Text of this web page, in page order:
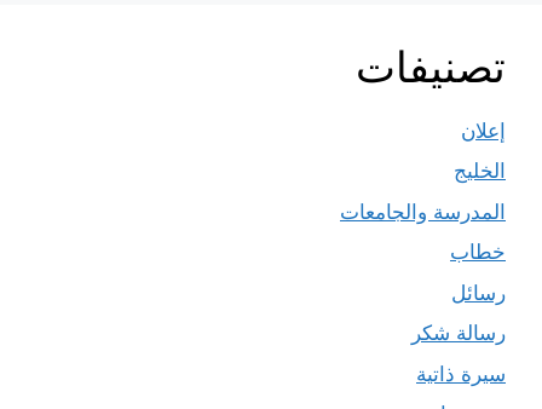
تصنيفات
إعلان
الخليج
المدرسة والجامعات
خطاب
رسائل
رسالة شكر
سيرة ذاتية